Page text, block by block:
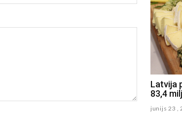
mākslas terapijā tapušus
Latvija
83,4
junijs 23 ,